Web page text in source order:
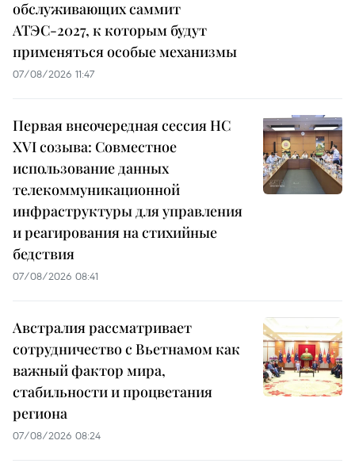
обслуживающих саммит
АТЭС-2027, к которым будут
применяться особые механизмы
07/08/2026 11:47
Первая внеочередная сессия НС
XVI созыва: Совместное
использование данных
телекоммуникационной
инфраструктуры для управления
и реагирования на стихийные
бедствия
07/08/2026 08:41
Австралия рассматривает
сотрудничество с Вьетнамом как
важный фактор мира,
стабильности и процветания
региона
07/08/2026 08:24